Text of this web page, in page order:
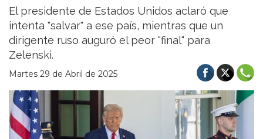
El presidente de Estados Unidos aclaró que
intenta "salvar" a ese país, mientras que un
dirigente ruso auguró el peor "final" para
Zelenski.
Martes 29 de Abril de 2025